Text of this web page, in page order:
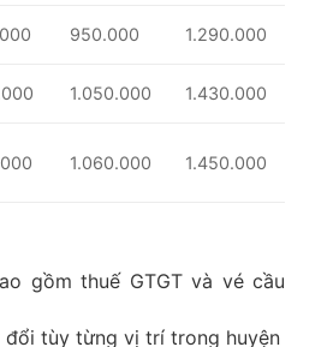
950.000 1.290.000
1.050.000 1.430.000
1.060.000 1.450.000
gồm thuế GTGT và vé cầu
tùy từng vị trí trong huyện